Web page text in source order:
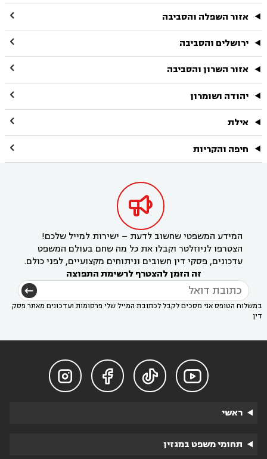
אזור השפלה והסביבה 
ירושלים והסביבה 
אזור השרון והסביבה 
יהודה ושומרון 
אילת 
חיפה והקריות 

המידע המשפטי שחשוב לדעת – ישירות למייל שלכם!
הצטרפו לניוזלטר וקבלו את כל מה שחם בעולם המשפט
עדכונים, פסקי דין חשובים וניתוחים מקצועיים, לפני כולם.
זה הזמן להצטרף לרשימת התפוצה
במשלוח הטופס אני מסכים לקבל לכתובת המייל שלי פרסומות ועדכונים מאתר פסק
דין




ראשי
תחומי משפט במגזין